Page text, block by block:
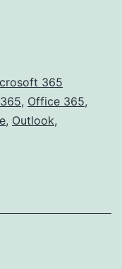
365
, Office 365,
, Outlook,